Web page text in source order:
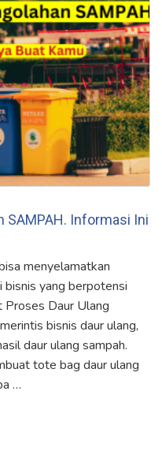
SAMPAH. Informasi Ini
menyelamatkan
yang berpotensi
Proses Daur Ulang
bisnis daur ulang,
daur ulang sampah.
tote bag daur ulang
…